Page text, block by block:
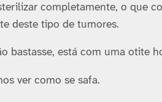
completamente, o que
deste tipo de tumores.
bastasse, está com uma otite
ver como se safa.